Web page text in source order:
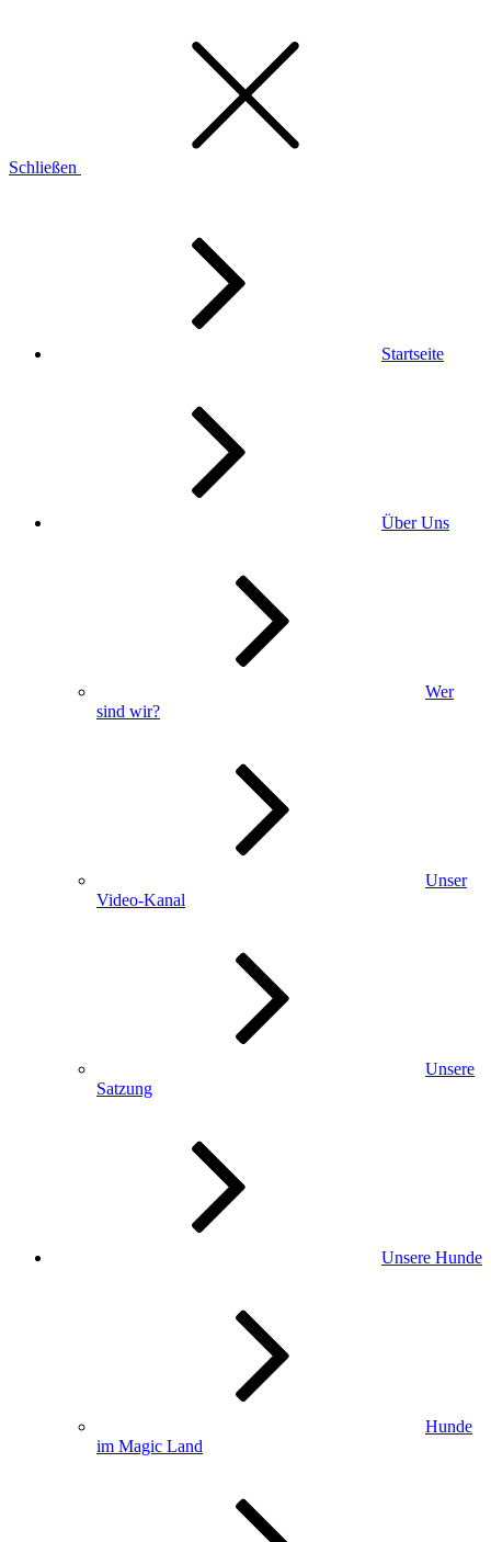
Schließen
Startseite
Über Uns
Wer
sind wir?
Unser
Video-Kanal
Unsere
Satzung
Unsere Hunde
Hunde
im Magic Land